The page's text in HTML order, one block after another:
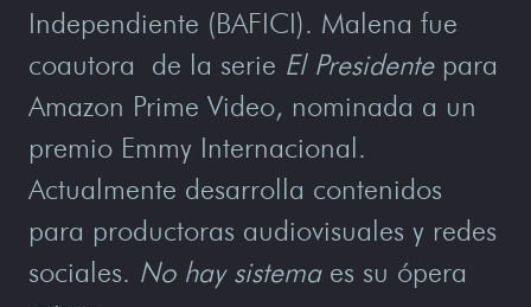
Independiente (BAFICI). Malena fue
coautora de la serie El Presidentepara
Amazon Prime Video, nominada a un
premio Emmy Internacional.
Actualmente desarrolla contenidos
para productoras audiovisuales y redes
sociales. No hay sistemaes su ópera